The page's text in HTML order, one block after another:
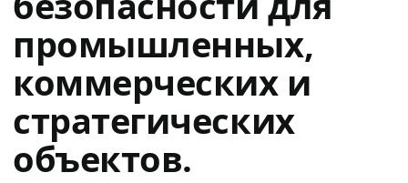
промышленных,
коммерческих и
стратегических
объектов.